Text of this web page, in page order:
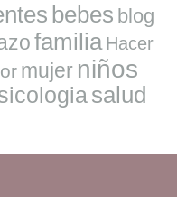
bebes blog
familia Hacer
mujer niños
salud